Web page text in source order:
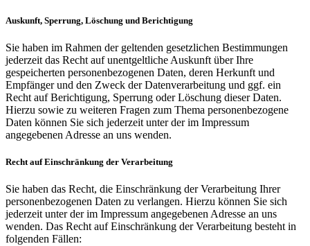
Auskunft, Sperrung, Löschung und Berichtigung
Sie haben im Rahmen der geltenden gesetzlichen Bestimmungen
jederzeit das Recht auf unentgeltliche Auskunft über Ihre
gespeicherten personenbezogenen Daten, deren Herkunft und
Empfänger und den Zweck der Datenverarbeitung und ggf. ein
Recht auf Berichtigung, Sperrung oder Löschung dieser Daten.
Hierzu sowie zu weiteren Fragen zum Thema personenbezogene
Daten können Sie sich jederzeit unter der im Impressum
angegebenen Adresse an uns wenden.
Recht auf Einschränkung der Verarbeitung
Sie haben das Recht, die Einschränkung der Verarbeitung Ihrer
personenbezogenen Daten zu verlangen. Hierzu können Sie sich
jederzeit unter der im Impressum angegebenen Adresse an uns
wenden. Das Recht auf Einschränkung der Verarbeitung besteht in
folgenden Fällen: